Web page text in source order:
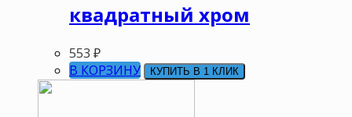
квадратный хром
553 ₽
В КОРЗИНУ
КУПИТЬ В 1 КЛИК